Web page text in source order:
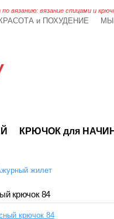
вязанию: вязание спицами и
КРАСОТА и ПОХУДЕНИЕ
КРЮЧОК для
жилет
крючок 84